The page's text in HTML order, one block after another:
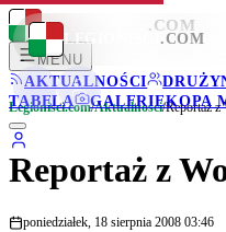
LEGIONISCI .COM
MENU
AKTUALNOŚCI
TABELA
GALERIEKOPA
LEGIONISCI .COM
Legionisci.com/Aktualności/Reportaż z
Reportaż z
poniedziałek, 18 sierpnia 2008 03:46